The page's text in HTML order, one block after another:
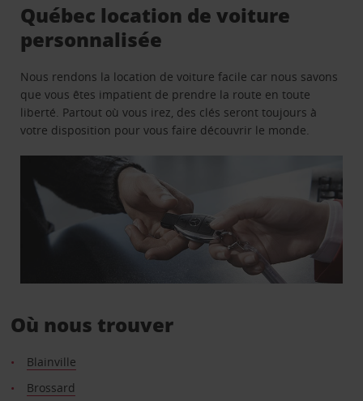
Québec location de voiture
personnalisée
Nous rendons la location de voiture facile car nous savons
que vous êtes impatient de prendre la route en toute
liberté. Partout où vous irez, des clés seront toujours à
votre disposition pour vous faire découvrir le monde.
Où nous trouver
Blainville
Brossard